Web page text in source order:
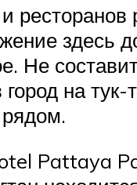
ресторанов
здесь
Не
на тук-
Pattaya